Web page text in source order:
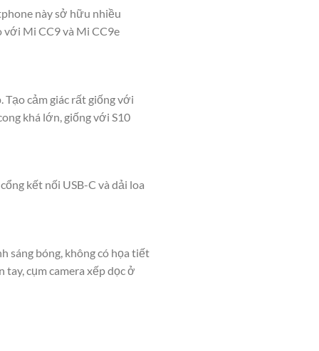
này sở hữu nhiều
với Mi CC9 và Mi CC9e
Tạo cảm giác rất giống với
khá lớn, giống với S10
kết nối USB-C và dải loa
sáng bóng, không có họa tiết
tay, cụm camera xếp dọc ở